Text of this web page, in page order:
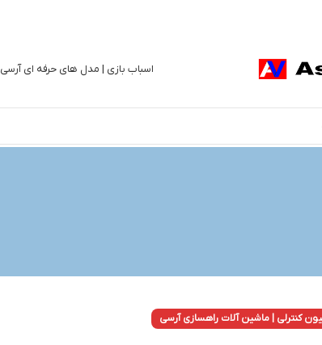
اسباب بازی | مدل های حرفه ای آرسی
کنترلی | ماشین آلات راهسازی آرسی